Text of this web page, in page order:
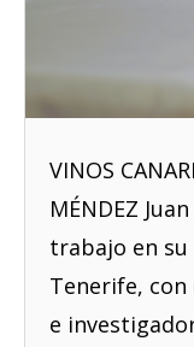
VINOS
MÉNDEZ
trabajo en
Tenerife,
e